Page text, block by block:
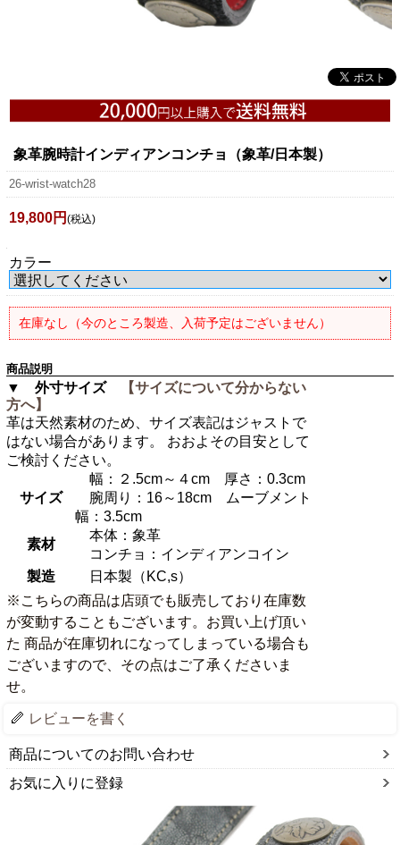
象革腕時計インディアンコンチョ（象革/日本製）
26-wrist-watch28
19,800円 (税込)
カラー
在庫なし（今のところ製造、入荷予定はございません）
商品説明
▼ 外寸サイズ
【サイズについて分からない
方へ】
革は天然素材のため、サイズ表記はジャストで
はない場合があります。 おおよその目安として
ご検討ください。
サイズ
幅：２.5cm～４cm 厚さ：0.3cm
腕周り：16～18cm ムーブメント
幅：3.5cm
素材
本体：象革
コンチョ：インディアンコイン
製造
日本製（KC,s）
※こちらの商品は店頭でも販売しており在庫数
が変動することもございます。お買い上げ頂い
た 商品が在庫切れになってしまっている場合も
ございますので、その点はご了承くださいま
せ。
レビューを書く
商品についてのお問い合わせ
お気に入りに登録